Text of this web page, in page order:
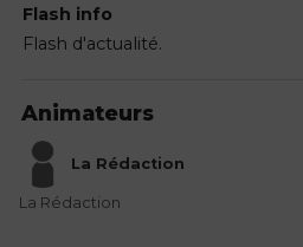
Flash info
Flash d'actualité.
Animateurs
La Rédaction
La Rédaction